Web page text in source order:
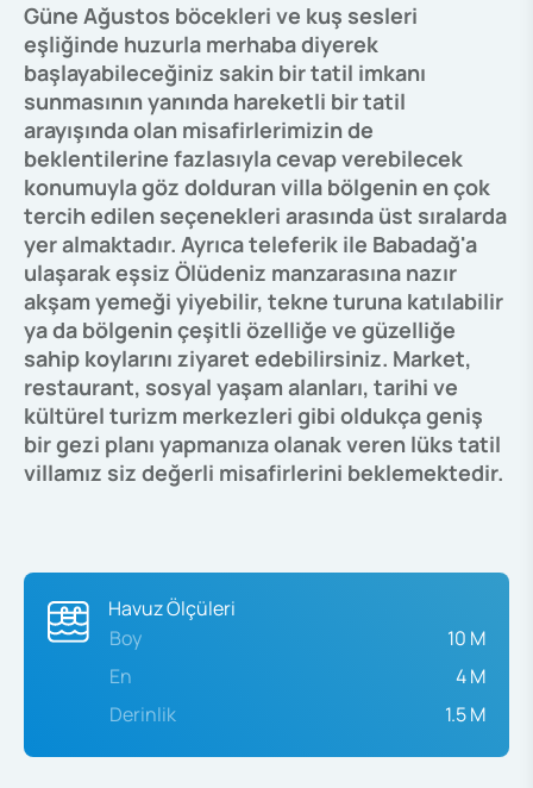
Güne Ağustos böcekleri ve kuş sesleri
eşliğinde huzurla merhaba diyerek
başlayabileceğiniz sakin bir tatil imkanı
sunmasının yanında hareketli bir tatil
arayışında olan misafirlerimizin de
beklentilerine fazlasıyla cevap verebilecek
konumuyla göz dolduran villa bölgenin en çok
tercih edilen seçenekleri arasında üst sıralarda
yer almaktadır. Ayrıca teleferik ile Babadağ'a
ulaşarak eşsiz Ölüdeniz manzarasına nazır
akşam yemeği yiyebilir, tekne turuna katılabilir
ya da bölgenin çeşitli özelliğe ve güzelliğe
sahip koylarını ziyaret edebilirsiniz. Market,
restaurant, sosyal yaşam alanları, tarihi ve
kültürel turizm merkezleri gibi oldukça geniş
bir gezi planı yapmanıza olanak veren lüks tatil
villamız siz değerli misafirlerini beklemektedir.
Havuz Ölçüleri
Boy
10 M
En
4 M
Derinlik
1.5 M